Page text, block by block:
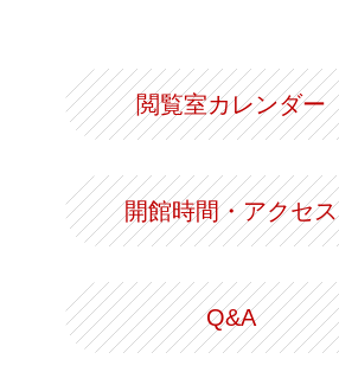
閲覧室カレンダー
開館時間・アクセス
Q&A